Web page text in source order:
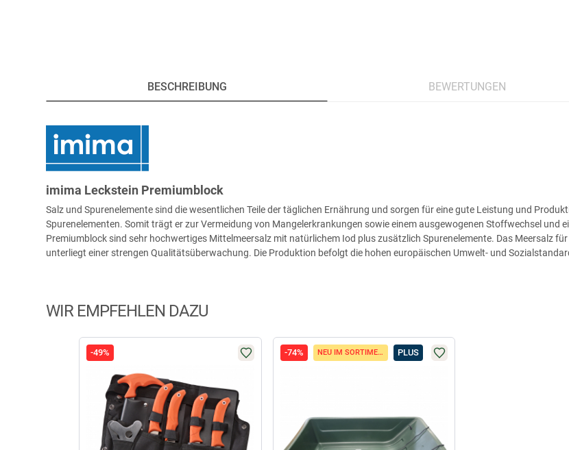
BESCHREIBUNG BEWERTUNGEN
imima Leckstein Premiumblock
Salz und Spurenelemente sind die wesentlichen Teile der täglichen Ernährung und sorgen für eine gute Leistung und
Spurenelementen. Somit trägt er zur Vermeidung von Mangelerkrankungen sowie einem ausgewogenen Stoffwechsel und
Premiumblock sind sehr hochwertiges Mittelmeersalz mit natürlichem Iod plus zusätzlich Spurenelemente. Das Meersalz
unterliegt einer strengen Qualitätsüberwachung. Die Produktion befolgt die hohen europäischen Umwelt- und
WIR EMPFEHLEN DAZU
-49% -74% NEU IM SORTIMENT PLUS